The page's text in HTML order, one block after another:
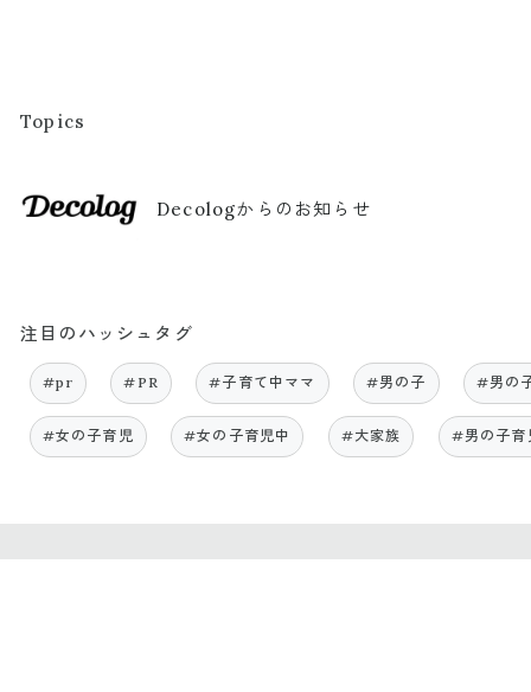
Topics
Decologからのお知らせ
注目のハッシュタグ
#pr #PR #子育て中ママ #男の子 #男の
#女の子育児 #女の子育児中 #大家族 #男の子育